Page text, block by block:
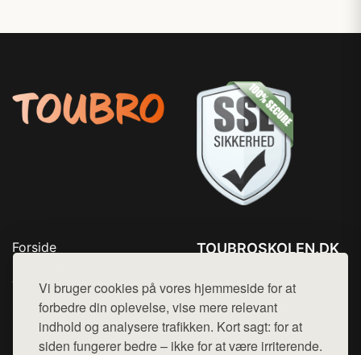
Vi bruger cookies på vores hjemmeside for at
forbedre din oplevelse, vise mere relevant
indhold og analysere trafikken. Kort sagt: for at
siden fungerer bedre – ikke for at være irriterende.
Forside
Top Rabatter
Blog
Kontakt
TOUBROSKOLEN.DK
Mail: hej@want.dk
Cookie- og privatlivspolitik